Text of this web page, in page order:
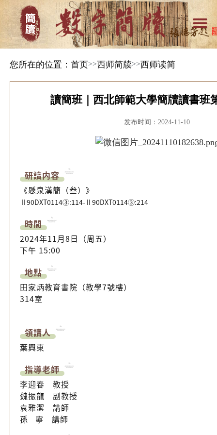
您所在的位置： 首页>>西师简牍>>西师读简
讀簡班｜西北師範大學簡牘讀書班
发布时间：2024-11-10
研讀内容
《懸泉漢簡（叁）》
Ⅱ90DXT0114③:114-Ⅱ90DXT0114③:214
時間
2024年11月8日（周五）
下午 15:00
地點
田家炳教育書院（教學7號樓）
314室
領讀人
葉興東
指導老師
李迎春 教授
魏振龍 副教授
袁雅潔 講師
孫 寧 講師